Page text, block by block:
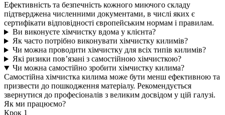
Ефективність та безпечність кожного миючого складу
підтверджена численними документами, в числі яких є
сертифікати відповідності європейським нормам і правилам.
Ви виконуєте хімчистку вдома у клієнта?
Як часто потрібно виконувати хімчистку килимів?
Чи можна проводити хімчистку для всіх типів килимів?
Які ризики пов’язані з самостійною хімчисткою?
Чи можна самостійно зробити хімчистку килима?
Самостійна хімчистка килима може бути менш ефективною та
призвести до пошкодження матеріалу. Рекомендується
звернутися до професіоналів з великим досвідом у цій галузі.
Як ми працюємо?
Крок 1